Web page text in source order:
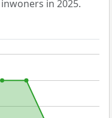
in 2025.